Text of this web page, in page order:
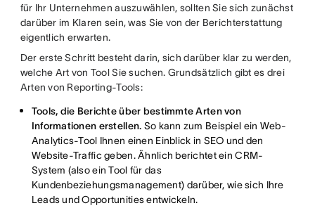
für Ihr Unternehmen auszuwählen, sollten Sie sich zunächst
darüber im Klaren sein, was Sie von der Berichterstattung
eigentlich erwarten.
Der erste Schritt besteht darin, sich darüber klar zu werden,
welche Art von Tool Sie suchen. Grundsätzlich gibt es drei
Arten von Reporting-Tools:
Tools, die Berichte über bestimmte Arten von
Informationen erstellen. So kann zum Beispiel ein Web-
Analytics-Tool Ihnen einen Einblick in SEO und den
Website-Traffic geben. Ähnlich berichtet ein CRM-
System (also ein Tool für das
Kundenbeziehungsmanagement) darüber, wie sich Ihre
Leads und Opportunities entwickeln.